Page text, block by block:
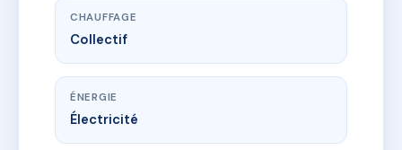
CHAUFFAGE
Collectif
ÉNERGIE
Électricité